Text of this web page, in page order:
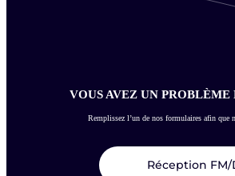
VOUS AVEZ UN PROBLÈME
Remplissez l’un de nos formulaires afin que
Réception FM/